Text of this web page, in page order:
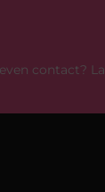
contact?